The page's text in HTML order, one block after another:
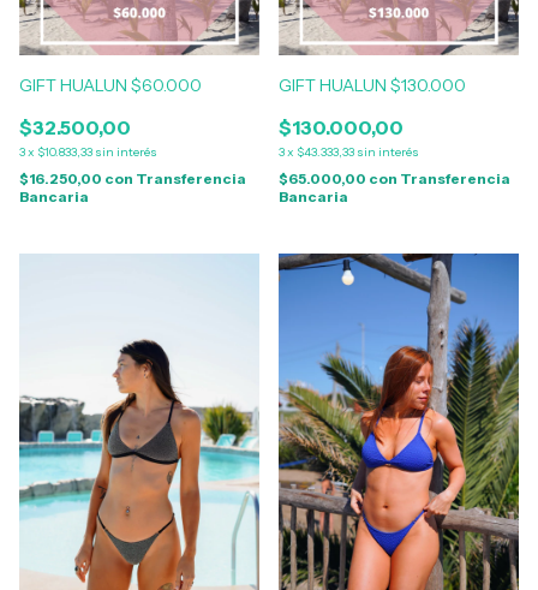
GIFT HUALUN $60.000
$32.500,00
3x $10.833,33 sin interés
$16.250,00 con Transferencia
Bancaria
GIFT HUALUN $130.000
$130.000,00
3x $43.333,33 sin interés
$65.000,00 con Transferencia
Bancaria